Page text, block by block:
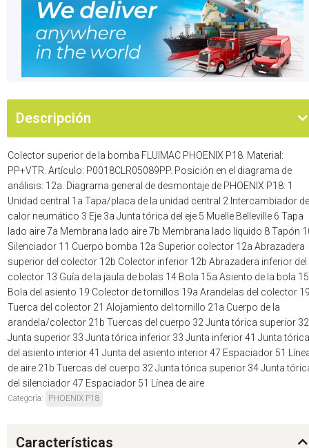
Descripción
Colector superior de la bomba FLUIMAC PHOENIX P18. Material:
PP+VTR. Artículo: P0018CLR05089PP. Posición en el diagrama de
análisis: 12a. Diagrama general de desmontaje de PHOENIX P18: 1
Unidad central 1a Tapa/placa de la unidad central 2 Intercambiador de
calor neumático 3 Eje 3a Junta tórica del eje 5 Muelle Belleville 6 Tapa
lado aire 7a Membrana lado aire 7b Membrana lado líquido 8 Tapón
Silenciador 11 Cuerpo bomba 12a Superior colector 12a Abrazadera
superior del colector 12b Colector inferior 12b Abrazadera inferior del
colector 13 Guía de la jaula de bolas 14 Bola 15a Asiento de la bola
Bola del asiento 19 Colector de tornillos 19a Arandelas del colector
Tuerca del colector 21 Alojamiento del tornillo 21a Cuerpo de la
arandela/colector 21b Tuercas del cuerpo 32 Junta tórica superior 32
Junta superior 33 Junta tórica inferior 33 Junta inferior 41 Junta tórica
del asiento interior 41 Junta del asiento interior 47 Espaciador 51
de aire 21b Tuercas del cuerpo 32 Junta tórica superior 34 Junta
del silenciador 47 Espaciador 51 Línea de aire
Categoría: PHOENIX P18
Características